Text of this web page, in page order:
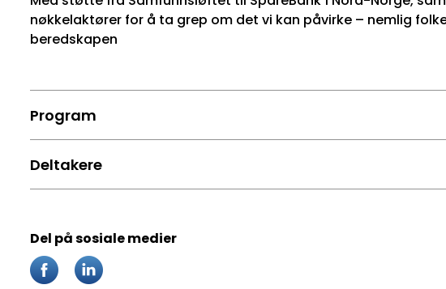
nøkkelaktører for å ta grep om det vi kan påvirke – nemlig
beredskapen
Program
Deltakere
Del på sosiale medier